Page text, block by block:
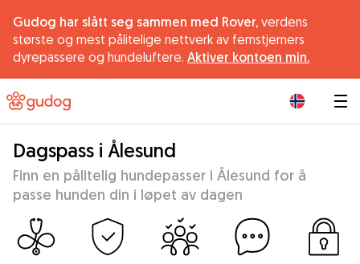
Gudog har slått seg sammen med Rover, verdens
største og mest pålitelige nettverk av femstjerners
dyrepassere og hundeluftere. Aktiver kontoen min.
Dagspass i Ålesund
Finn en pålitelig hundepasser i Ålesund for å
passe hunden din i løpet av dagen